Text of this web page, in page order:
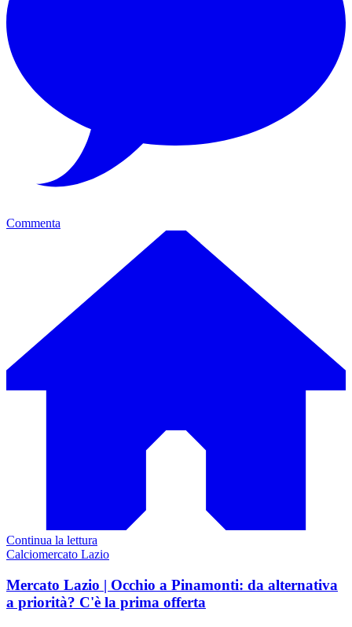
Commenta
Continua la lettura
Calciomercato Lazio
Mercato Lazio | Occhio a Pinamonti: da alternativa
a priorità? C'è la prima offerta